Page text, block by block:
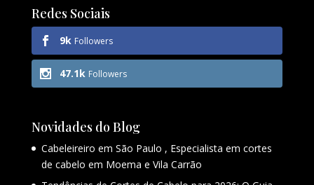
Redes Sociais
9k Followers
47.1k Followers
Novidades do Blog
Cabeleireiro em São Paulo , Especialista em cortes
de cabelo em Moema e Vila Carrão